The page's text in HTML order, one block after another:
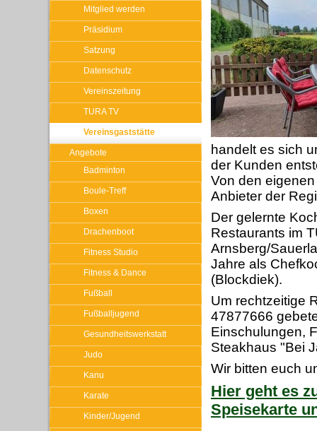
Mitglied werden
Präsidium
Satzung
Datenschutz
Vereinszeitung
TURA TV
Vereinsgaststätte
Angebote
Badminton
Boule-Treff
Boxen
Drachenboot
Fitness Studio
Fitness & Dance
Fußball
Fußballjugend
Gesundheitswerkstatt
Judo
Kanu
Karate
Kinder/Jugend
handelt es sich
der Kunden
Von den
Anbieter der
Der gelernte
Restaurants im
Arnsberg/
Jahre als
(Blockdiek).
Um rechtzeitige
47877666
Einschulungen,
Steakhaus "Bei
Wir bitten euch
Hier geht es
Speisekarte